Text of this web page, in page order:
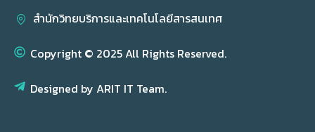
สำนักวิทยบริการและเทคโนโลยีสารสนเทศ
Copyright © 2025 All Rights Reserved.
Designed by ARIT IT Team.